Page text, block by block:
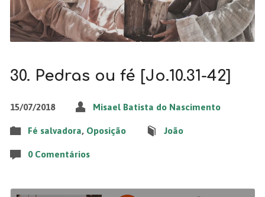
30. Pedras ou fé [Jo.10.31-42]
15/07/2018 Misael Batista do Nascimento
Fé salvadora, Oposição João
0 Comentários